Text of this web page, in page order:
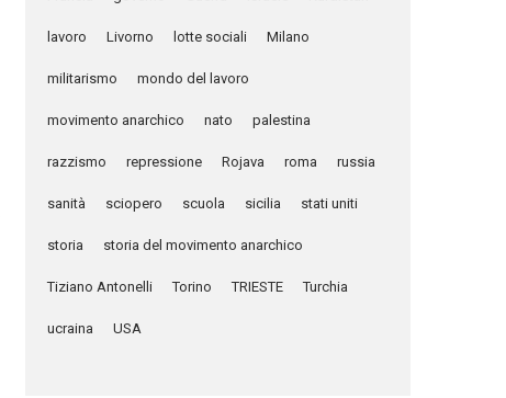
lavoro Livorno lotte sociali Milano
militarismo mondo del lavoro
movimento anarchico nato palestina
razzismo repressione Rojava roma russia
sanità sciopero scuola sicilia stati uniti
storia storia del movimento anarchico
Tiziano Antonelli Torino TRIESTE Turchia
ucraina USA